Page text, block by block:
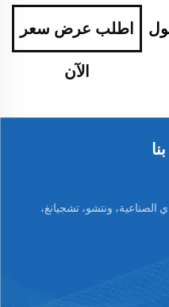
اطلب عرض سعر
الآن
الصناعية، ونتشو، تشجيانغ،